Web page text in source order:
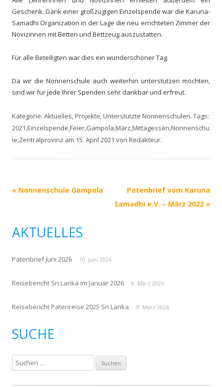
Geschenk. Dank einer großzügigen Einzelspende war die Karuna-
Samadhi Organization in der Lage die neu errichteten Zimmer der
Novizinnen mit Betten und Bettzeug auszustatten.
Für alle Beteiligten war dies ein wunderschöner Tag.
Da wir die Nonnenschule auch weiterhin unterstützen möchten,
sind wir für jede Ihrer Spenden sehr dankbar und erfreut.
Kategorie: Aktuelles,Projekte,Unterstützte Nonnenschulen. Tags:
2021,Einzelspende,Feier,Gampola,März,Mittagessen,Nonnenschu
le,Zentralprovinz am 15. April 2021 von Redakteur.
Beitrags-
« Nonnenschule Gampola
Patenbrief vom Karuna
Samadhi e.V. – März 2022 »
AKTUELLES
Patenbrief Juni 2026 10. Juni 2026
Reisebericht Sri Lanka im Januar 2026 9. März 2026
Reisebericht Patenreise 2025 Sri Lanka 9. März 2026
SUCHE
u
c